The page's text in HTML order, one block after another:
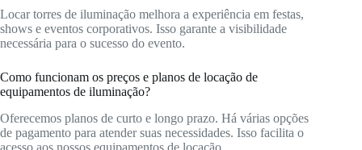
Locar torres de iluminação melhora a experiência em festas,
shows e eventos corporativos. Isso garante a visibilidade
necessária para o sucesso do evento.
Como funcionam os preços e planos de locação de
equipamentos de iluminação?
Oferecemos planos de curto e longo prazo. Há várias opções
de pagamento para atender suas necessidades. Isso facilita o
acesso aos nossos equipamentos de locação.